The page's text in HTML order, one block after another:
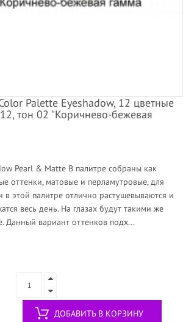
Palette Eyeshadow, 12 цветные
тон 02 "Коричнево-бежевая
Pearl & Matte В палитре собраны как
оттенки, матовые и перламутровые, для
в этой палитре отлично растушевываются и
весь день. На глазах будут такими же
Данный вариант оттенков подх...
ДОБАВИТЬ В КОРЗИНУ